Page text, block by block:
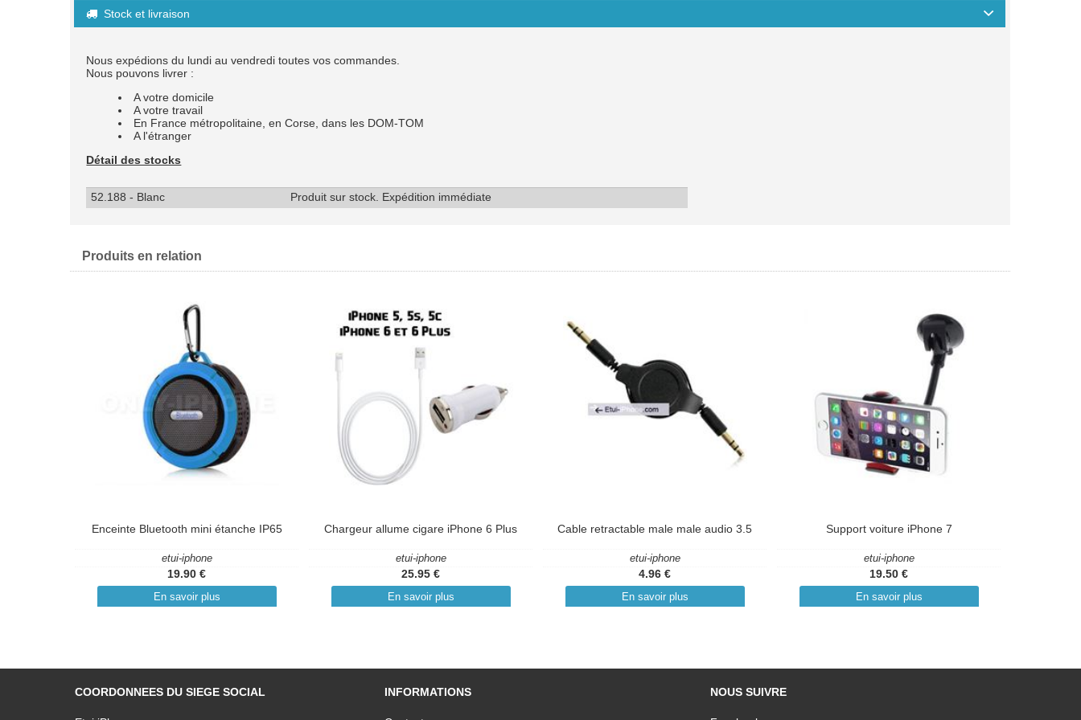
 Stock et livraison
Nous expédions du lundi au vendredi toutes vos commandes.
Nous pouvons livrer :
A votre domicile
A votre travail
En France métropolitaine, en Corse, dans les DOM-TOM
A l'étranger
Détail des stocks
52.188 - Blanc Produit sur stock. Expédition immédiate
Produits en relation
Enceinte Bluetooth mini étanche IP65
etui-iphone
19.90 €
En savoir plus
Chargeur allume cigare iPhone 6 Plus
etui-iphone
25.95 €
En savoir plus
Cable retractable male male audio 3.5
etui-iphone
4.96 €
En savoir plus
Support voiture iPhone 7
etui-iphone
19.50 €
En savoir plus
COORDONNEES DU SIEGE SOCIAL INFORMATIONS NOUS SUIVRE